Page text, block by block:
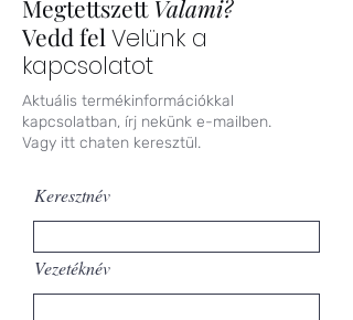
Megtettszett Valami?
Vedd fel Velünk a
kapcsolatot
Aktuális termékinformációkkal
kapcsolatban, írj nekünk e-mailben.
Vagy itt chaten keresztül.
Keresztnév
Vezetéknév